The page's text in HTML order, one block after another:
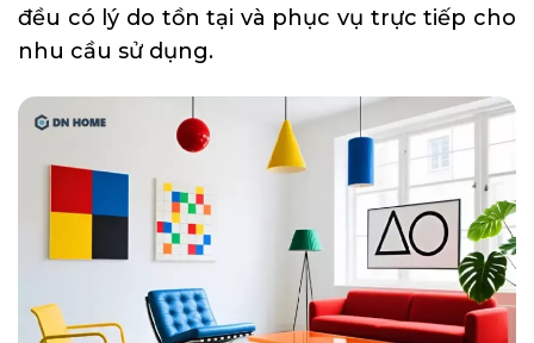
đều có lý do tồn tại và phục vụ trực tiếp cho
nhu cầu sử dụng.